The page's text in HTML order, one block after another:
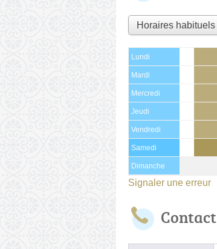
Lundi
Mardi
Mercredi
Jeudi
Vendredi
Samedi
Dimanche
Signaler une erreur
Contact